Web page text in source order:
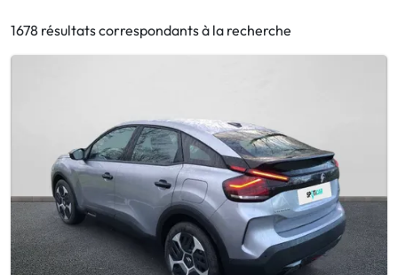
1678 résultats correspondants à la recherche